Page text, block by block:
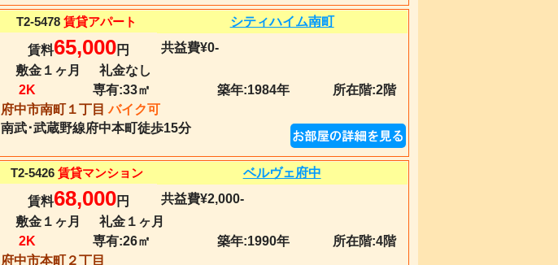
T2-5478 賃貸アパート シティハイム南町
賃料65,000円
共益費¥0-
敷金１ヶ月
礼金なし
2K
専有:33㎡ 築年:1984年
所在階:2階
府中市南町１丁目 バイク可
南武･武蔵野線府中本町徒歩15分
T2-5426 賃貸マンション ベルヴェ府中
賃料68,000円
共益費¥2,000-
敷金１ヶ月
礼金１ヶ月
2K
専有:26㎡ 築年:1990年
所在階:4階
府中市本町２丁目